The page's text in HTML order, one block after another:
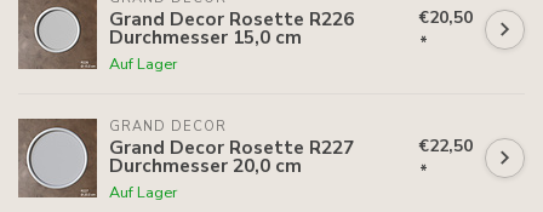
Grand Decor Rosette R226
Durchmesser 15,0 cm
Auf Lager
€20,50
*
GRAND DECOR
Grand Decor Rosette R227
Durchmesser 20,0 cm
Auf Lager
€22,50
*